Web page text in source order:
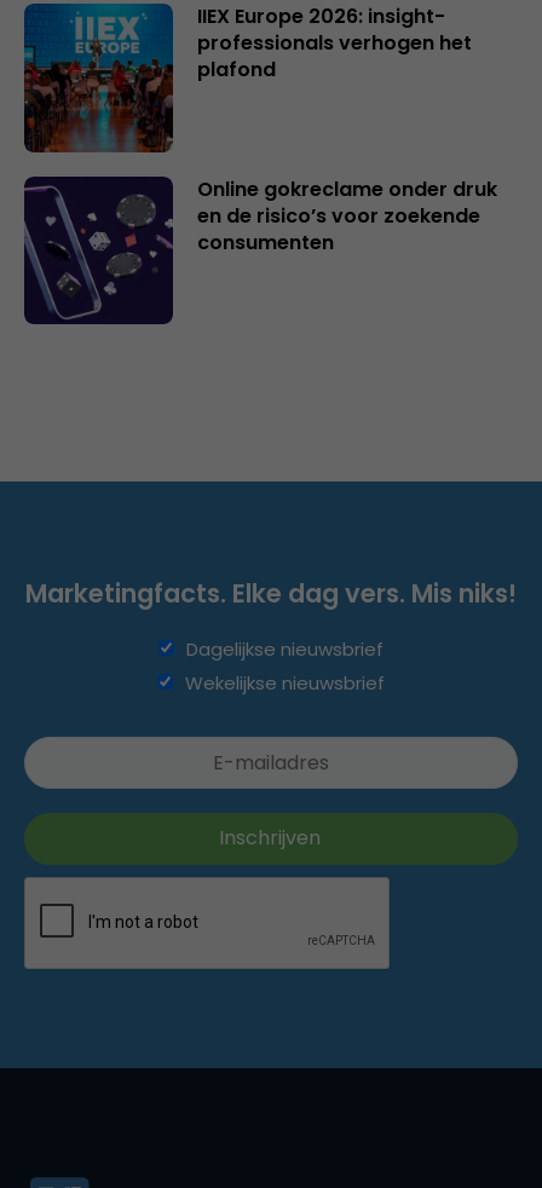
IIEX Europe 2026: insight-
professionals verhogen het
plafond
Online gokreclame onder druk
en de risico’s voor zoekende
consumenten
Marketingfacts. Elke dag vers. Mis niks!
Dagelijkse nieuwsbrief
Wekelijkse nieuwsbrief